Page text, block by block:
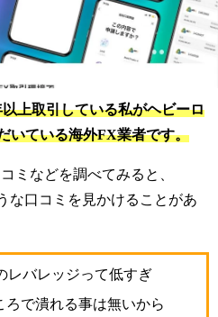
上取引している私がヘビーロ
いている海外FX業者です。
ミなどを調べてみると、
な口コミを見かけることがあ
レバレッジって低すぎ
で潰れる事は無いから